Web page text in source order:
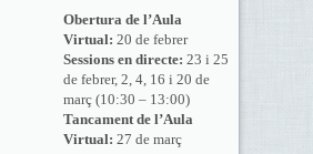
Obertura de l’Aula
Virtual: 20 de febrer
Sessions en directe: 23 i 25
de febrer, 2, 4, 16 i 20 de
març (10:30 – 13:00)
Tancament de l’Aula
Virtual: 27 de març